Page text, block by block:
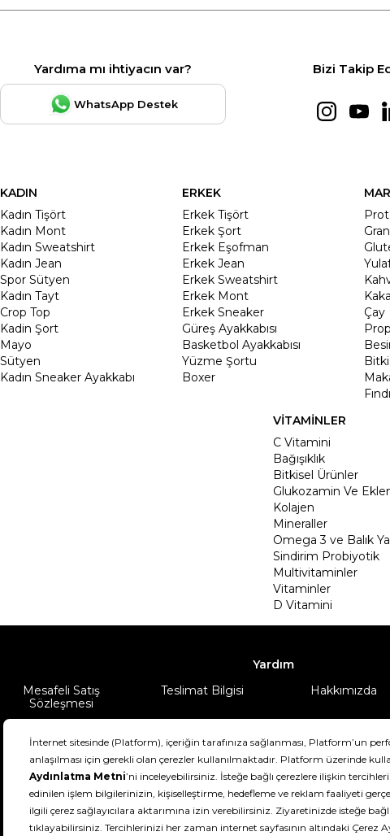
Yardıma mı ihtiyacın var?
WhatsApp Destek
Bizi Takip
KADIN
Kadın Tişört
Kadın Mont
Kadın Sweatshirt
Kadın Jean
Spor Sütyen
Kadın Tayt
Crop Top
Kadin Şort
Mayo
Sütyen
Kadın Sneaker Ayakkabı
ERKEK
Erkek Tişört
Erkek Şort
Erkek Eşofman
Erkek Jean
Erkek Sweatshirt
Erkek Mont
Erkek Sneaker
Güreş Ayakkabısı
Basketbol Ayakkabısı
Yüzme Şortu
Boxer
Çay
VİTAMİNLER
C Vitamini
Bağışıklık
Bitkisel Ürünler
Glukozamin Ve
Kolajen
Mineraller
Omega 3 ve Balık
Sindirim Probiyotik
Multivitaminler
Vitaminler
D Vitamini
Yardım
Mesafeli Satış
Sözleşmesi
Teslimat Bilgisi Hakkımızda